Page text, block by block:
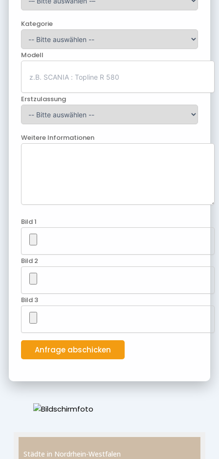
Kategorie
Modell
Erstzulassung
Weitere Informationen
Bild 1
Bild 2
Bild 3
Städte in Nordrhein-Westfalen